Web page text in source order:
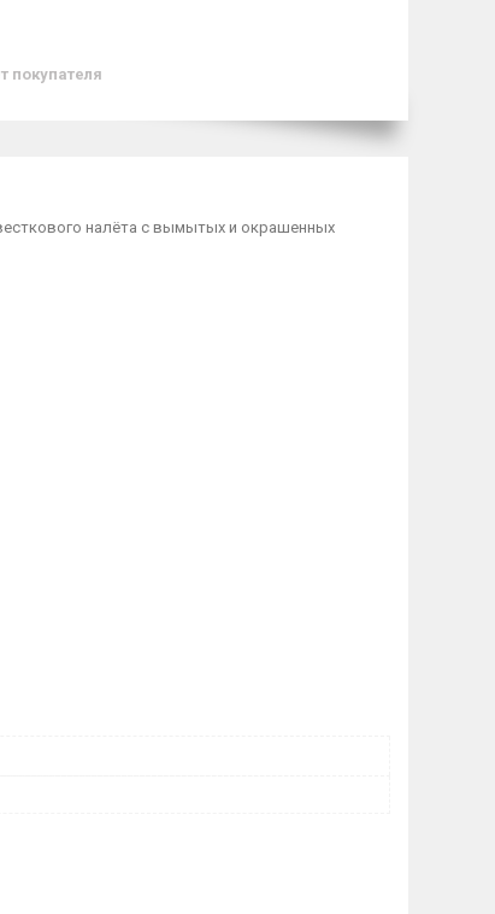
покупателя
налёта с вымытых и окрашенных